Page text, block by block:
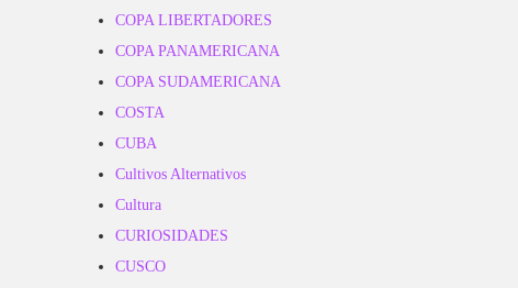
COPA LIBERTADORES
COPA PANAMERICANA
COPA SUDAMERICANA
COSTA
CUBA
Cultivos Alternativos
Cultura
CURIOSIDADES
CUSCO